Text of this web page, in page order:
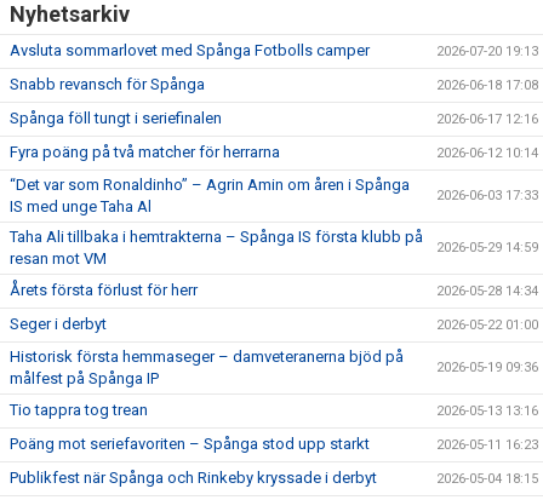
Nyhetsarkiv
Avsluta sommarlovet med Spånga Fotbolls camper 2026-07-20 19:13
Snabb revansch för Spånga 2026-06-18 17:08
Spånga föll tungt i seriefinalen 2026-06-17 12:16
Fyra poäng på två matcher för herrarna 2026-06-12 10:14
“Det var som Ronaldinho” – Agrin Amin om åren i Spånga
IS med unge Taha Al
2026-06-03 17:33
Taha Ali tillbaka i hemtrakterna – Spånga IS första klubb på
resan mot VM
2026-05-29 14:59
Årets första förlust för herr 2026-05-28 14:34
Seger i derbyt 2026-05-22 01:00
Historisk första hemmaseger – damveteranerna bjöd på
målfest på Spånga IP
2026-05-19 09:36
Tio tappra tog trean 2026-05-13 13:16
Poäng mot seriefavoriten – Spånga stod upp starkt 2026-05-11 16:23
Publikfest när Spånga och Rinkeby kryssade i derbyt 2026-05-04 18:15